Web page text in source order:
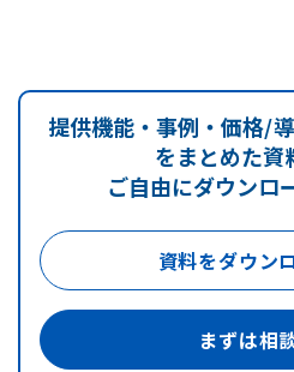
提供機能・事例・価格/
をまとめた資
ご自由にダウンロ
資料をダウン
まずは相